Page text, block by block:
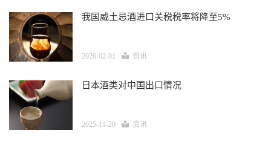
我国威土忌酒进口关税税率将降至5%
2026-02-01 资讯
日本酒类对中国出口情况
2025-11-20 资讯